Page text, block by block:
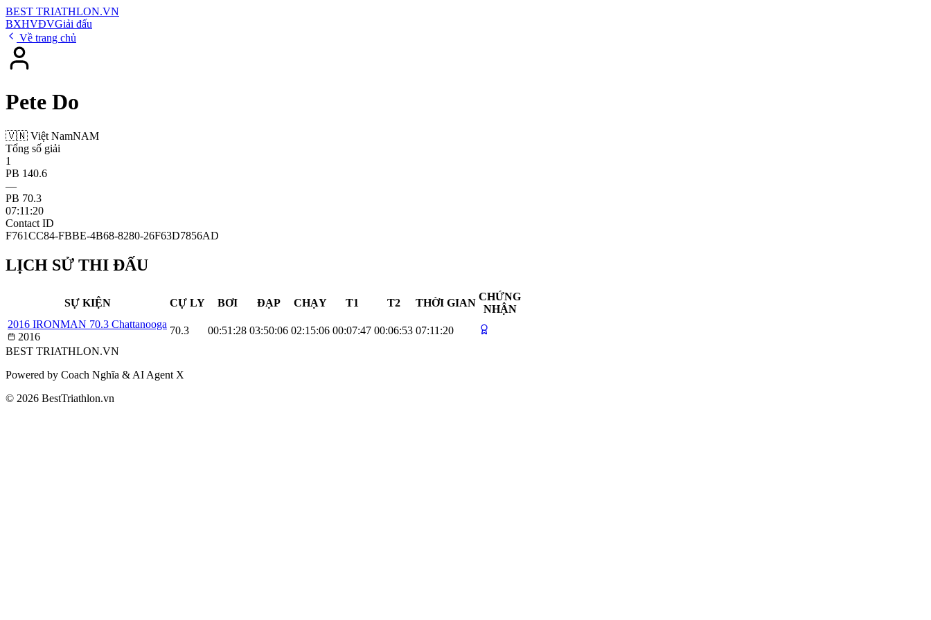
BEST TRIATHLON.VN
BXHVĐVGiải đấu
Về trang chủ
Pete Do
🇻🇳 Việt NamNAM
Tổng số giải
1
PB 140.6
—
PB 70.3
07:11:20
Contact ID
F761CC84-FBBE-4B68-8280-26F63D7856AD
LỊCH SỬ THI ĐẤU
SỰ KIỆN CỰ LY BƠI ĐẠP CHẠY T1 T2 THỜI GIAN
CHỨNG
NHẬN
2016 IRONMAN 70.3 Chattanooga
2016
70.3 00:51:28 03:50:06 02:15:06 00:07:47 00:06:53 07:11:20
BEST TRIATHLON.VN
Powered by Coach Nghĩa & AI Agent X
© 2026 BestTriathlon.vn